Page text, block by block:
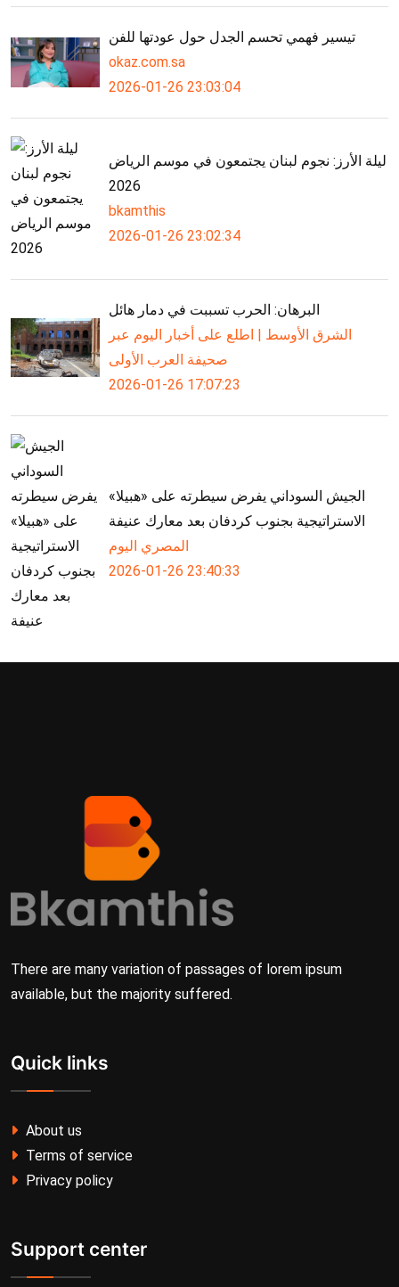
تيسير فهمي تحسم الجدل حول عودتها للفن
okaz.com.sa
2026-01-26 23:03:04
ليلة الأرز: نجوم لبنان يجتمعون في موسم الرياض
2026
bkamthis
2026-01-26 23:02:34
البرهان: الحرب تسببت في دمار هائل
الشرق الأوسط | اطلع على أخبار اليوم عبر
صحيفة العرب الأولى
2026-01-26 17:07:23
الجيش السوداني يفرض سيطرته على «هبيلا»
الاستراتيجية بجنوب كردفان بعد معارك عنيفة
المصري اليوم
2026-01-26 23:40:33
There are many variation of passages of lorem ipsum
available, but the majority suffered.
Quick links
About us
Terms of service
Privacy policy
Support center